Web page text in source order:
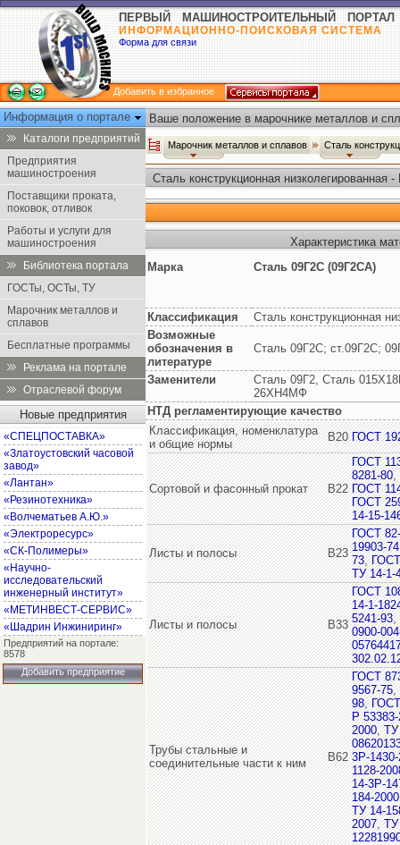
ПЕРВЫЙ МАШИНОСТРОИТЕЛЬНЫЙ ПОРТАЛ
ИНФОРМАЦИОННО-ПОИСКОВАЯ СИСТЕМА
Форма для связи
Добавить в избранное
Информация о портале
Каталоги предприятий
Предприятия
машиностроения
Поставщики проката,
поковок, отливок
Работы и услуги для
машиностроения
Библиотека портала
ГОСТы, ОСТы, ТУ
Марочник металлов и
сплавов
Бесплатные программы
Реклама на портале
Отраслевой форум
Новые предприятия
«СПЕЦПОСТАВКА»
«Златоустовский часовой
завод»
«Лантан»
«Резинотехника»
«Волчематьев А.Ю.»
«Электроресурс»
«СК-Полимеры»
«Научно-
исследовательский
инженерный институт»
«МЕТИНВЕСТ-СЕРВИС»
«Шадрин Инжиниринг»
Предприятий на портале:
8578
Добавить предприятие
Ваше положение в марочнике металлов и
Марочник металлов и сплавов Сталь
Сталь конструкционная низколегированная
Характеристика
Марка
Сталь 09Г2С (09Г2СА)
Классификация
Сталь конструкционная
Возможные
обозначения в
литературе
Сталь 09Г2С; ст.09Г2С;
Заменители
Сталь 09Г2, Сталь
26ХН4МФ
НТД регламентирующие качество
Классификация, номенклатура
и общие нормы
В20 ГОСТ
Сортовой и фасонный прокат В22
ГОСТ
8281-80,
ГОСТ
ГОСТ
14-15-
Листы и полосы В23
ГОСТ
19903-74
73,
ТУ 14-1-
Листы и полосы В33
ГОСТ
14-1-
5241-93,
0900-
Трубы стальные и
соединительные части к ним
В62
ГОСТ
9567-75,
98,
Р 53383-
2000,ТУ
3Р-
1128-
14-3Р-
184-2000
ТУ 14-
2007,ТУ